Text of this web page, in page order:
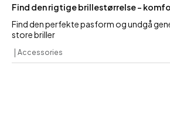
Find den rigtige brillestørrelse –
Find den perfekte pasform og undgå
store briller
Accessories